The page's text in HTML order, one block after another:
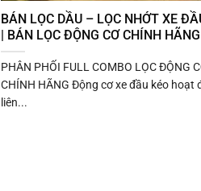
BÁN LỌC DẦU – LỌC NHỚT XE
| BÁN LỌC ĐỘNG CƠ CHÍNH HÃNG
PHÂN PHỐI FULL COMBO LỌC ĐỘNG
CHÍNH HÃNG Động cơ xe đầu kéo hoạt
liên...